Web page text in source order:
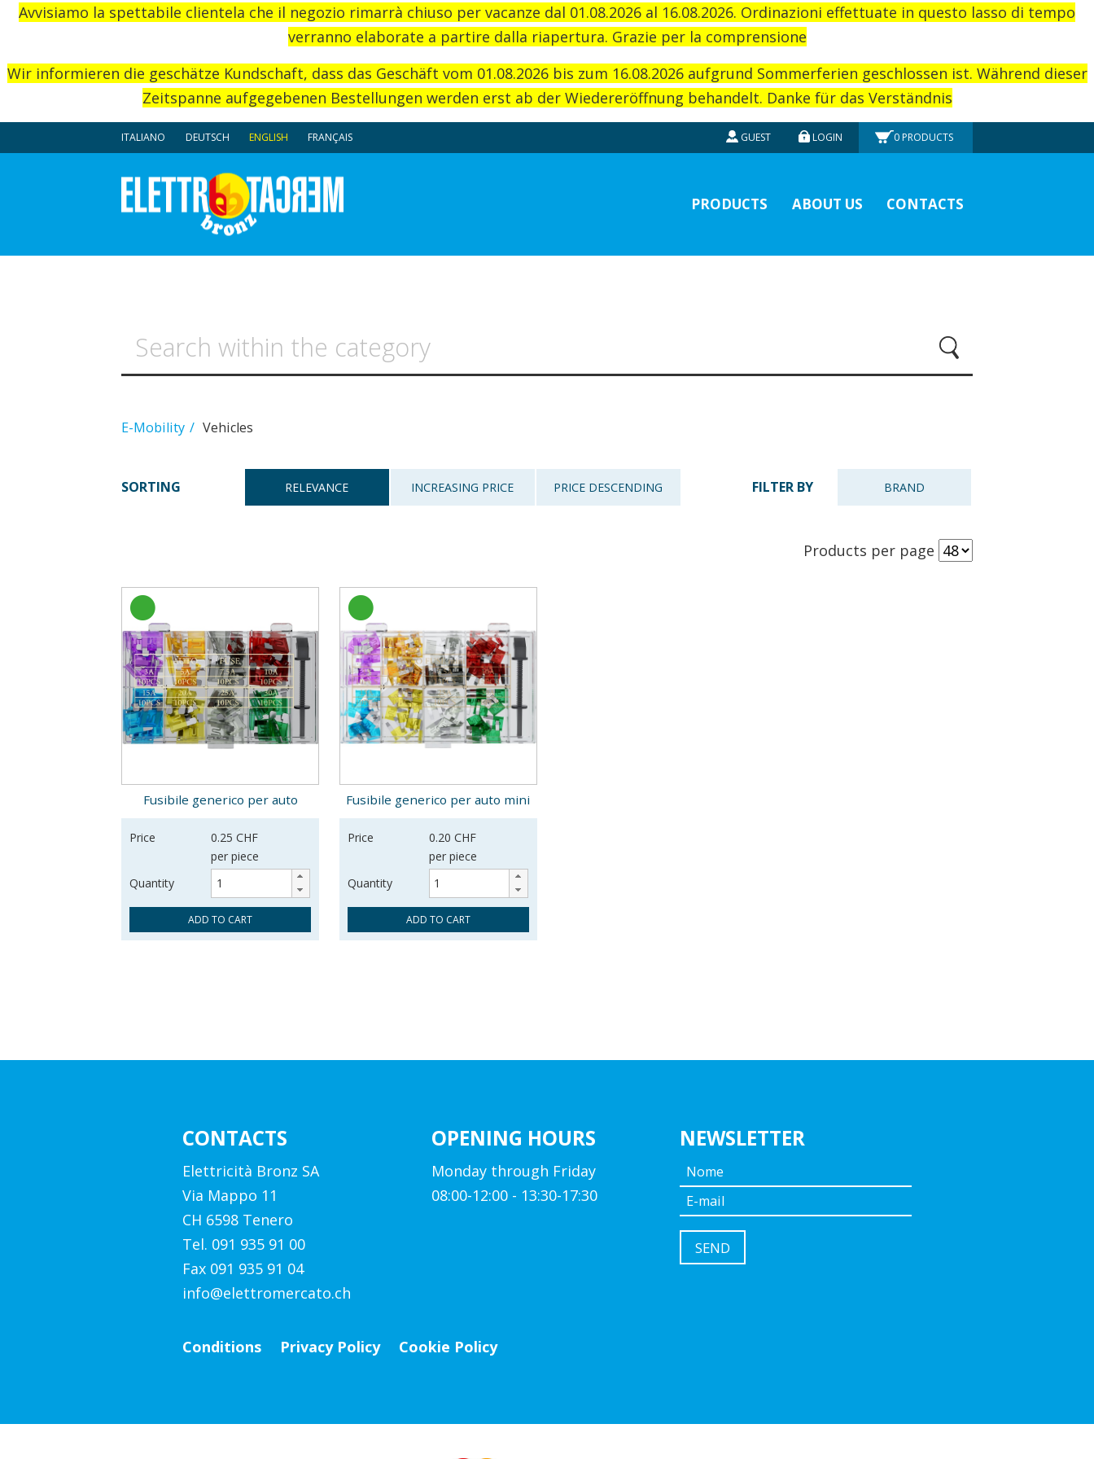
Avvisiamo la spettabile clientela che il negozio rimarrà chiuso per vacanze dal 01.08.2026 al 16.08.2026. Ordinazioni effettuate in questo lasso di tempo
verranno elaborate a partire dalla riapertura. Grazie per la comprensione
Wir informieren die geschätze Kundschaft, dass das Geschäft vom 01.08.2026 bis zum 16.08.2026 aufgrund Sommerferien geschlossen ist. Während dieser
Zeitspanne aufgegebenen Bestellungen werden erst ab der Wiedereröffnung behandelt. Danke für das Verständnis
ITALIANO DEUTSCH ENGLISH FRANÇAIS GUEST LOGIN 0 PRODUCTS
PRODUCTS ABOUT US CONTACTS
E-Mobility Vehicles
SORTING RELEVANCE INCREASING PRICE PRICE DESCENDING FILTER BY BRAND
Products per page
Fusibile generico per auto
Price
0.25 CHF
per piece
Quantity
ADD TO CART
Fusibile generico per auto mini
Price
0.20 CHF
per piece
Quantity
ADD TO CART
CONTACTS
Elettricità Bronz SA
Via Mappo 11
CH 6598 Tenero
Tel. 091 935 91 00
Fax 091 935 91 04
info@elettromercato.ch
OPENING HOURS
Monday through Friday
08:00-12:00 - 13:30-17:30
NEWSLETTER
Conditions Privacy Policy Cookie Policy